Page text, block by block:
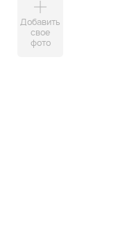
Добавить
свое
фото